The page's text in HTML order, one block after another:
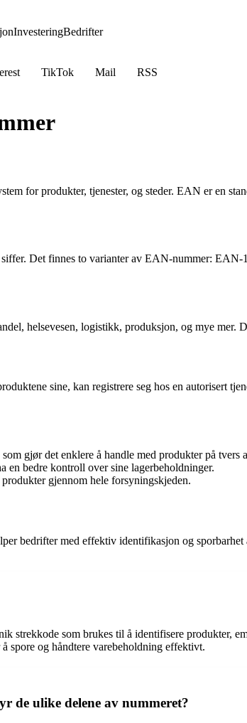
InvesteringBedrifter
TikTok Mail
RSS
for produkter, tjenester, og steder. EAN er en
Det finnes to varianter av EAN-nummer:
helsevesen, logistikk, produksjon, og mye mer.
sine, kan registrere seg hos en autorisert
gjør det enklere å handle med produkter på tvers
en bedre kontroll over sine lagerbeholdninger.
gjennom hele forsyningskjeden.
bedrifter med effektiv identifikasjon og
strekkode som brukes til å identifisere produkter,
spore og håndtere varebeholdning effektivt.
de ulike delene av nummeret?